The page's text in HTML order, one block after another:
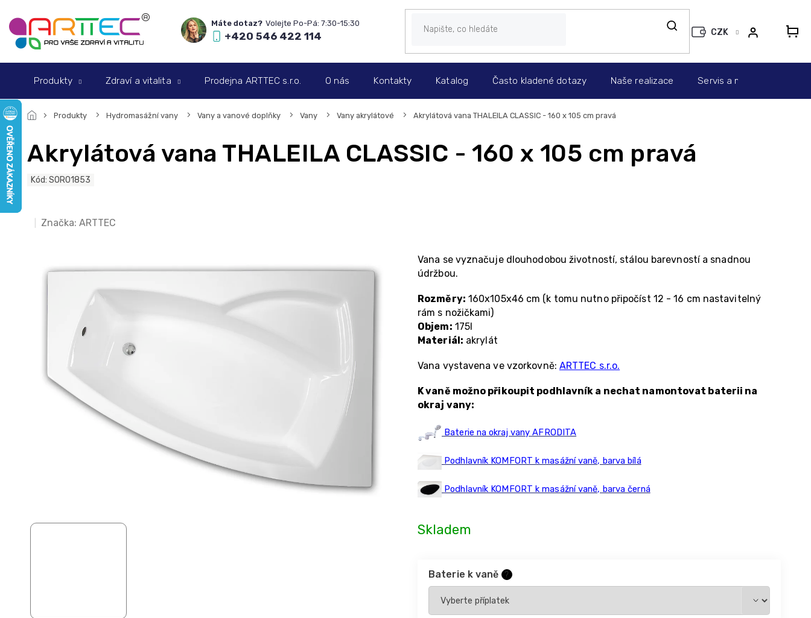
na
obsah
+420 546 422 114 CZK
Produkty Zdraví a vitalita Prodejna ARTTEC s.r.o. O nás Kontakty Katalog Často kladené dotazy Naše realizace Servis a montáž
Produkty Hydromasážní vany Vany a vanové doplňky Vany Vany akrylátové Akrylátová vana THALEILA CLASSIC - 160 x 105 cm pravá
Akrylátová vana THALEILA CLASSIC - 160 x 105 cm pravá
Kód: SOR01853
Značka: ARTTEC
Skladem
Baterie k vaně ?
Vana se vyznačuje dlouhodobou životností, stálou barevností a snadnou
údržbou.
Rozměry: 160x105x46 cm (k tomu nutno připočíst 12 - 16 cm nastavitelný
rám s nožičkami)
Objem: 175l
Materiál: akrylát
Vana vystavena ve vzorkovně: ARTTEC s.r.o.
K vaně možno přikoupit podhlavník a nechat namontovat baterii na
okraj vany:
Baterie na okraj vany AFRODITA
Podhlavník KOMFORT k masážní vaně, barva bílá
Podhlavník KOMFORT k masážní vaně, barva černá